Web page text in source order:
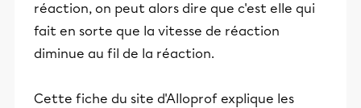
réaction, on peut alors dire que c'est elle qui
fait en sorte que la vitesse de réaction
diminue au fil de la réaction.
Cette fiche du site d'Alloprof explique les